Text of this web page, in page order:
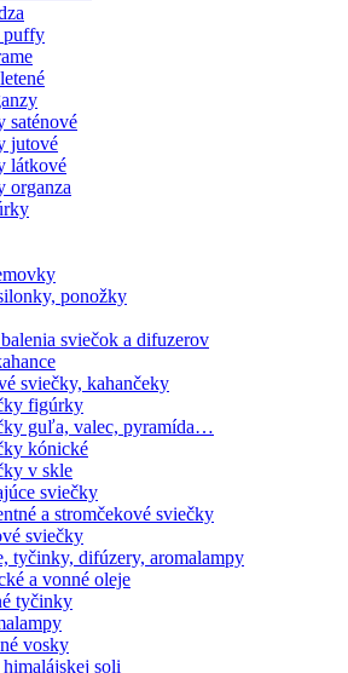
puffy
saténové
jutové
látkové
organza
ponožky
sviečok a difuzerov
sviečky, kahančeky
figúrky
guľa, valec, pyramída…
kónické
v skle
sviečky
a stromčekové sviečky
sviečky
tyčinky, difúzery, aromalampy
a vonné oleje
tyčinky
vosky
soli